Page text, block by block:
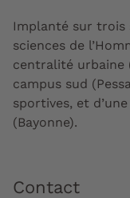
Implanté sur trois
sciences de
centralité urbaine
campus sud
sportives, et
(Bayonne).
Contact